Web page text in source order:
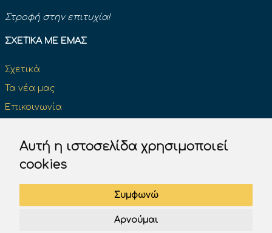
Αυτή η ιστοσελίδα χρησιμοποιεί
cookies
Συμφωνώ
Αρνούμαι
Στροφή στην επιτυχία!
ΣΧΕΤΙΚΆ ΜΕ ΕΜΆΣ
Σχετικά
Τα νέα μας
Επικοινωνία
Επίσημα βιβλία του Κ.Ο.Κ
Πινακίδες σήμανσης του Κ.Ο.Κ.